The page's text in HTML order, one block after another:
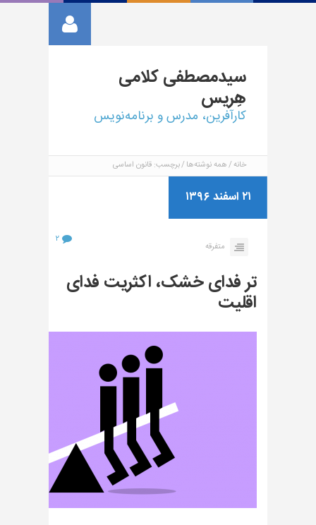
سیدمصطفیکلامی
هِریس
کارآفرین، مدرس و برنامه‌نویس
خانه همه نوشته‌ها برچسب: قانون اساسی
۲۱ اسفند ۱۳۹۶
متفرقه
۲
تر فدای خشک، اکثریت فدای
اقلیت